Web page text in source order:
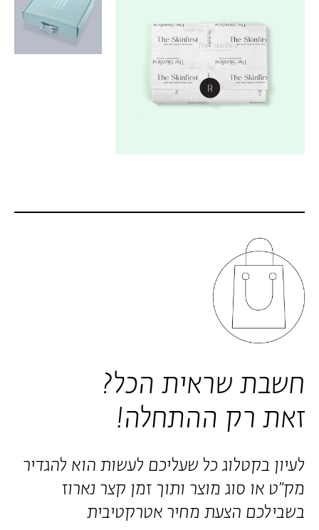
חשבת שראית הכל?
זאת רק ההתחלה!
לעיון בקטלוג כל שעליכם לעשות הוא להגדיר
מק״ט או סוג מוצר ותוך זמן קצר נארוז
בשבילכם הצעת מחיר אטרקטיבית